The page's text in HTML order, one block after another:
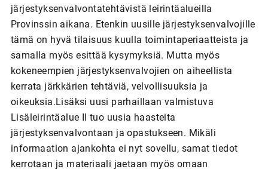
järjestyksenvalvontatehtävistä leirintäalueilla
Provinssin aikana. Etenkin uusille järjestyksenvalvojille
tämä on hyvä tilaisuus kuulla toimintaperiaatteista ja
samalla myös esittää kysymyksiä. Mutta myös
kokeneempien järjestyksenvalvojien on aiheellista
kerrata järkkärien tehtäviä, velvollisuuksia ja
oikeuksia.Lisäksi uusi parhaillaan valmistuva
Lisäleirintäalue II tuo uusia haasteita
järjestyksenvalvontaan ja opastukseen. Mikäli
informaation ajankohta ei nyt sovellu, samat tiedot
kerrotaan ja materiaali jaetaan myös omaan